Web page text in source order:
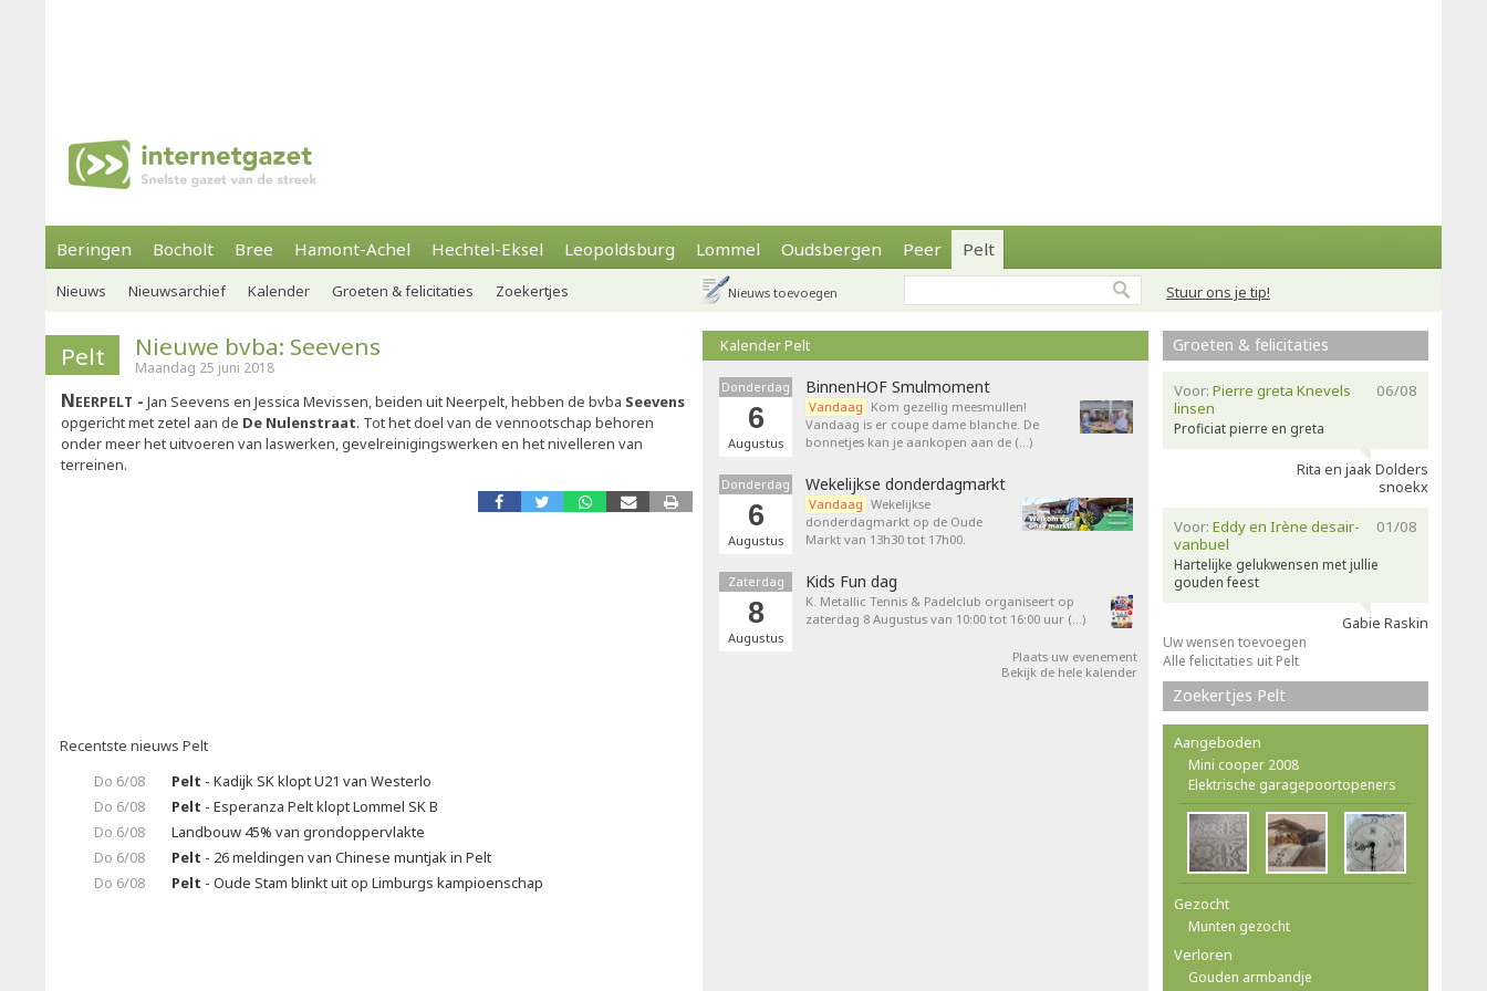
Beringen Bocholt Bree Hamont-Achel Hechtel-Eksel Leopoldsburg Lommel Oudsbergen Peer Pelt
Stuur ons je tip!
Nieuws Nieuwsarchief Kalender Groeten & felicitaties Zoekertjes Nieuws toevoegen
Pelt Nieuwe bvba: Seevens
Maandag 25 juni 2018
Neerpelt Jan Seevens en Jessica Mevissen, beiden uit Neerpelt, hebben de bvba Seevens
opgericht met zetel aan de De Nulenstraat. Tot het doel van de vennootschap behoren
onder meer het uitvoeren van laswerken, gevelreinigingswerken en het nivelleren van
terreinen.
Recentste nieuws Pelt
Do 6/08
Pelt - Kadijk SK klopt U21 van Westerlo
Do 6/08
Pelt - Esperanza Pelt klopt Lommel SK B
Do 6/08
Landbouw 45% van grondoppervlakte
Do 6/08
Pelt - 26 meldingen van Chinese muntjak in Pelt
Do 6/08
Pelt - Oude Stam blinkt uit op Limburgs kampioenschap
Kalender Pelt
Donderdag
6
Augustus
BinnenHOF Smulmoment
Vandaag Kom gezellig meesmullen!
Vandaag is er coupe dame blanche. De
bonnetjes kan je aankopen aan de (…)
Donderdag
6
Augustus
Wekelijkse donderdagmarkt
Vandaag Wekelijkse
donderdagmarkt op de Oude
Markt van 13h30 tot 17h00.
Zaterdag
8
Augustus
Kids Fun dag
K. Metallic Tennis & Padelclub organiseert op
zaterdag 8 Augustus van 10:00 tot 16:00 uur (…)
Plaats uw evenement
Bekijk de hele kalender
Groeten & felicitaties
06/08
Voor: Pierre greta Knevels
linsen
Proficiat pierre en greta
Rita en jaak Dolders
snoekx
01/08
Voor: Eddy en Irène desair-
vanbuel
Hartelijke gelukwensen met jullie
gouden feest
Gabie Raskin
Uw wensen toevoegen
Alle felicitaties uit Pelt
Zoekertjes Pelt
Aangeboden
Mini cooper 2008
Elektrische garagepoortopeners
Gezocht
Munten gezocht
Verloren
Gouden armbandje